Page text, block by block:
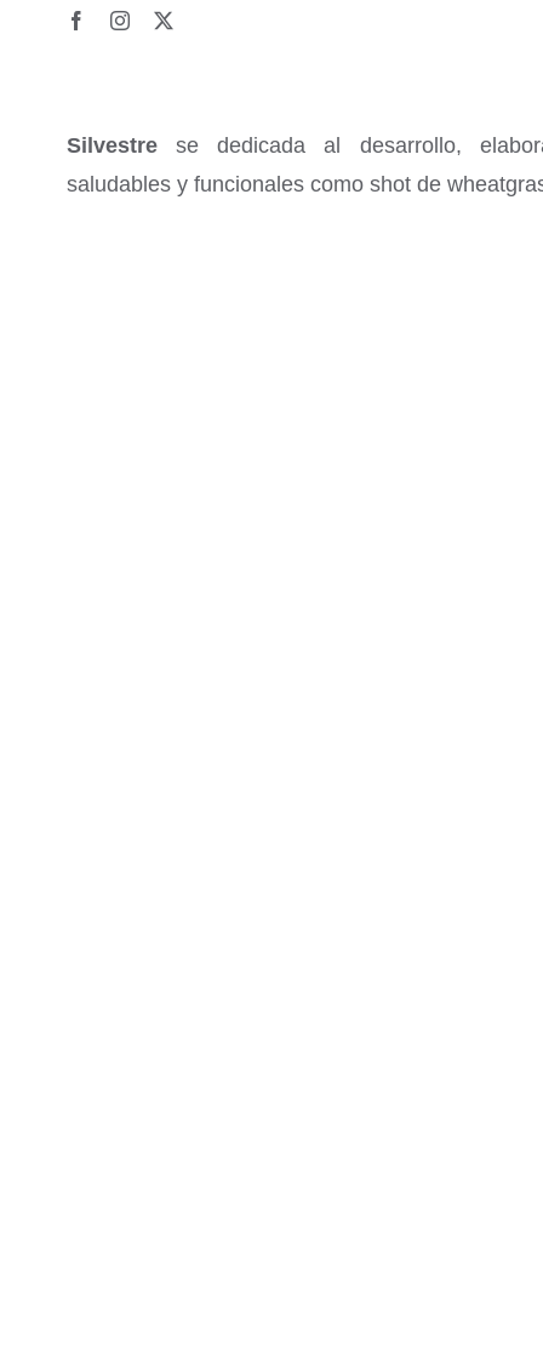
Silvestre se dedicada al desarrollo,
saludables y funcionales como shot de